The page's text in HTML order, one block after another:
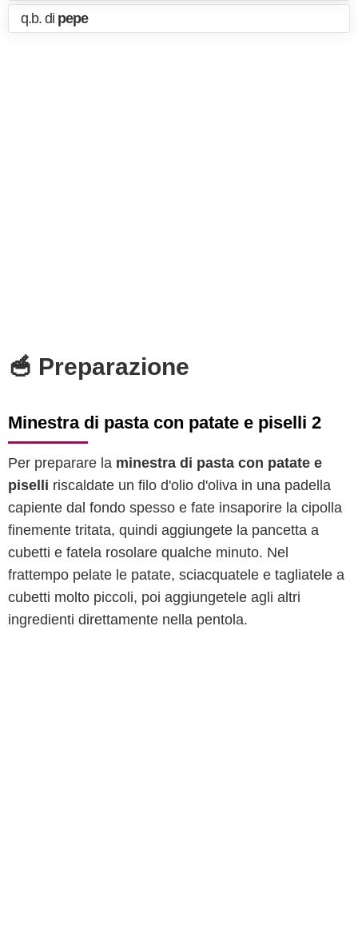
q.b. di pepe
🥣 Preparazione
Minestra di pasta con patate e piselli 2
Per preparare la minestra di pasta con patate e
piselli riscaldate un filo d'olio d'oliva in una padella
capiente dal fondo spesso e fate insaporire la cipolla
finemente tritata, quindi aggiungete la pancetta a
cubetti e fatela rosolare qualche minuto. Nel
frattempo pelate le patate, sciacquatele e tagliatele a
cubetti molto piccoli, poi aggiungetele agli altri
ingredienti direttamente nella pentola.